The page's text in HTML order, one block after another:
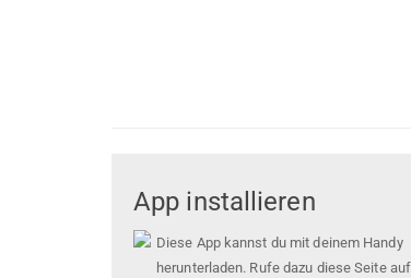
App installieren
Diese App kannst du mit deinem Handy
herunterladen. Rufe dazu diese Seite